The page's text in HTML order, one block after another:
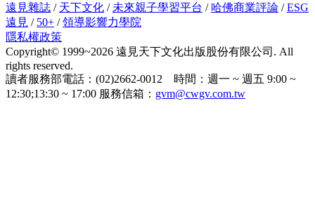
遠見雜誌 / 天下文化 / 未來親子學習平台 / 哈佛商業評論 /ESG
遠見 / 50+ /領導影響力學院
隱私權政策
Copyright© 1999~2026 遠見天下文化出版股份有限公司. All
rights reserved.
讀者服務部電話：(02)2662-0012 時間：週一 ~ 週五 9:00 ~
12:30;13:30 ~ 17:00 服務信箱： gvm@cwgv.com.tw